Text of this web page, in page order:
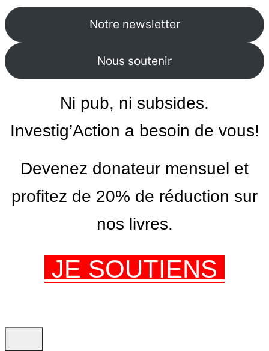
Notre newsletter
Nous soutenir
Ni pub, ni subsides.
Investig’Action a besoin de vous!
Devenez donateur mensuel et
profitez de 20% de réduction sur
nos livres.
JE SOUTIENS